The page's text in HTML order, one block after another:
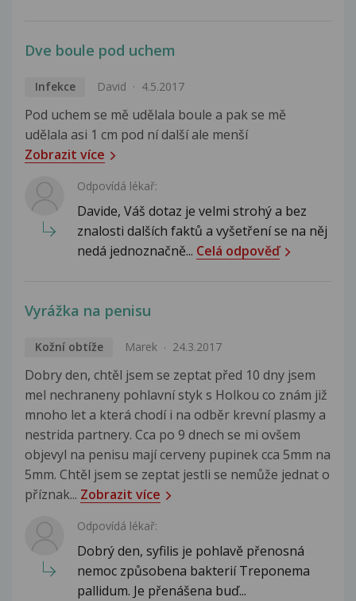
Dve boule pod uchem
Infekce David 4.5.2017
Pod uchem se mě udělala boule a pak se mě
udělala asi 1 cm pod ní další ale menší
Zobrazit více
Odpovídá lékař:
Davide, Váš dotaz je velmi strohý a bez
znalosti dalších faktů a vyšetření se na něj
nedá jednoznačně... Celá odpověď
Vyrážka na penisu
Kožní obtíže Marek 24.3.2017
Dobry den, chtěl jsem se zeptat před 10 dny jsem
mel nechraneny pohlavní styk s Holkou co znám již
mnoho let a která chodí i na odběr krevní plasmy a
nestrida partnery. Cca po 9 dnech se mi ovšem
objevyl na penisu mají cerveny pupinek cca 5mm na
5mm. Chtěl jsem se zeptat jestli se nemůže jednat o
příznak... Zobrazit více
Odpovídá lékař:
Dobrý den, syfilis je pohlavě přenosná
nemoc způsobena bakterií Treponema
pallidum. Je přenášena buď...